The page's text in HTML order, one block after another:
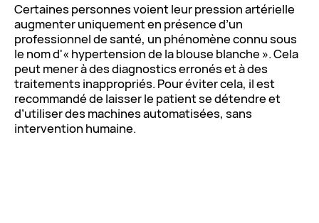
Certaines personnes voient leur pression artérielle
augmenter uniquement en présence d’un
professionnel de santé, un phénomène connu sous
le nom d'« hypertension de la blouse blanche ». Cela
peut mener à des diagnostics erronés et à des
traitements inappropriés. Pour éviter cela, il est
recommandé de laisser le patient se détendre et
d’utiliser des machines automatisées, sans
intervention humaine.